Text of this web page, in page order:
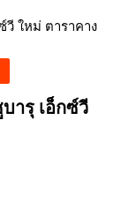
ารุ เอ็กซ์วี